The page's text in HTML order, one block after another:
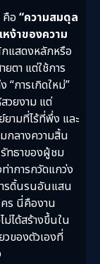
คือ “ความสมดุล
หง้าของความ
แสดงหลักหรือ
ยตา แต่ใช้การ
“การเกิดใหม่”
วยงาม แต่
ามที่ไร้ที่พึ่ง และ
กลางความสิ้น
ทธาของผู้ชม
าการกวัดแกว่ง
รดิ้นรนอันแสน
คร นี่คืองาน
ได้สร้างขึ้นใน
ของตัวเองที่